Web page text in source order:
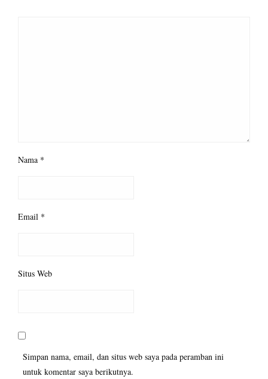
Nama *
Email *
Situs Web
Simpan nama, email, dan situs web saya pada peramban ini
untuk komentar saya berikutnya.